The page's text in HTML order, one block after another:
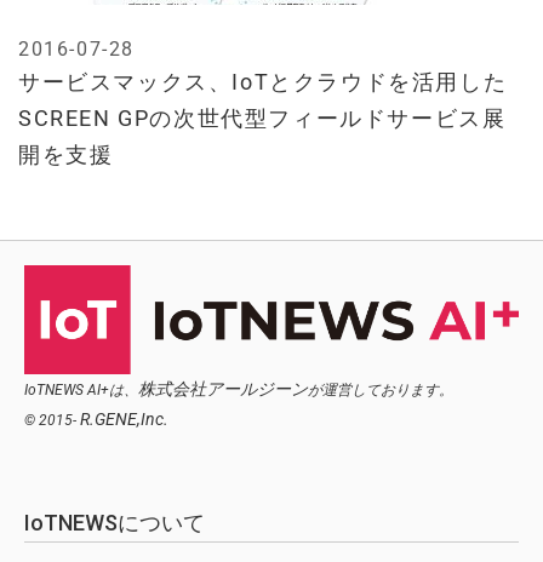
サービスマックス、IoTとクラウドを活用した
SCREEN GPの次世代型フィールドサービス展
開を支援
2016-07-28
IoTNEWS AI+は、 株式会社アールジーンが運営しております。
© 2015- R.GENE,Inc.
IoTNEWSについて